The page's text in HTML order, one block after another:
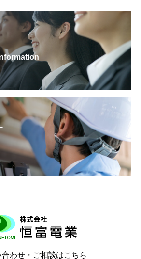
合わせ・ご相談はこちら